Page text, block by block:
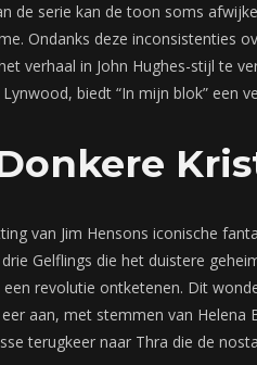
de serie kan de toon soms
Ondanks deze inconsistenties
verhaal in John Hughes-stijl te
biedt “In mijn blok” een
van Jim Hensons iconische
Gelflings die het duistere
revolutie ontketenen. Dit
aan, met stemmen van Helena
terugkeer naar Thra die de